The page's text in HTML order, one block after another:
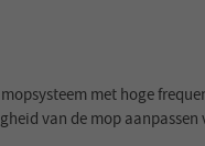
met hoge
van de mop